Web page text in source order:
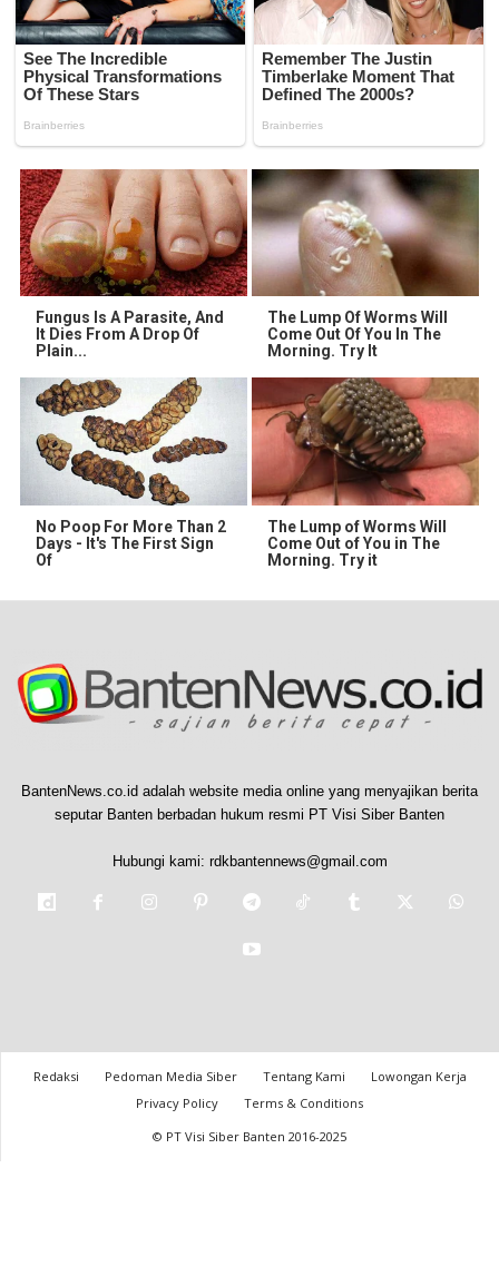
Fungus Is A Parasite, And
It Dies From A Drop Of
Plain...
The Lump Of Worms Will
Come Out Of You In The
Morning. Try It
No Poop For More Than 2
Days - It's The First Sign
Of
The Lump of Worms Will
Come Out of You in The
Morning. Try it
BantenNews.co.id adalah website media online yang menyajikan berita
seputar Banten berbadan hukum resmi PT Visi Siber Banten
Hubungi kami: rdkbantennews@gmail.com
Redaksi Pedoman Media Siber Tentang Kami
Lowongan Kerja
Privacy Policy
Terms & Conditions
© PT Visi Siber Banten 2016-2025